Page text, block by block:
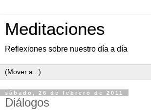
Meditaciones
Reflexiones sobre nuestro día a día
sábado, 26 de febrero de 2011
Diálogos